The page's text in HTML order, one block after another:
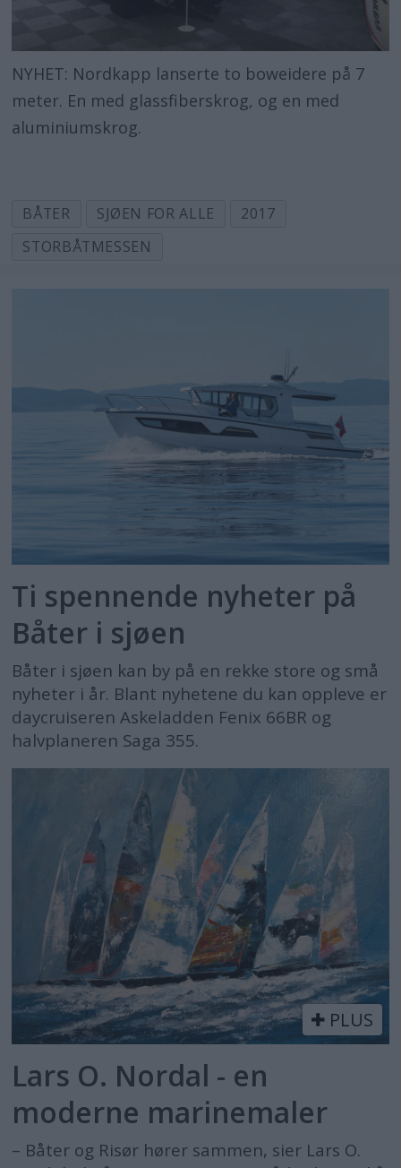
NYHET: Nordkapp lanserte to boweidere på 7
meter. En med glassfiberskrog, og en med
aluminiumskrog.
BÅTER SJØEN FOR ALLE
2017
STORBÅTMESSEN
Ti spennende nyheter på
Båter i sjøen
Båter i sjøen kan by på en rekke store og små
nyheter i år. Blant nyhetene du kan oppleve er
daycruiseren Askeladden Fenix 66BR og
halvplaneren Saga 355.
PLUS
Lars O. Nordal - en
moderne marinemaler
– Båter og Risør hører sammen, sier Lars O.